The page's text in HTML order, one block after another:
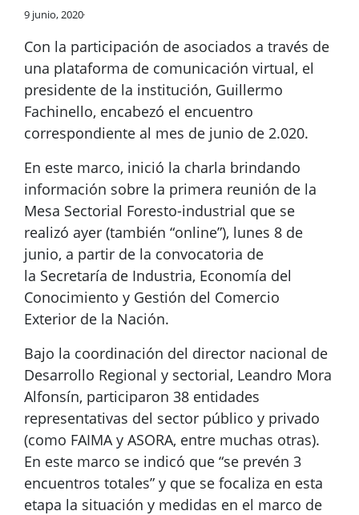
9 junio, 2020
Con la participación de asociados a través de
una plataforma de comunicación virtual, el
presidente de la institución, Guillermo
Fachinello, encabezó el encuentro
correspondiente al mes de junio de 2.020.
En este marco, inició la charla brindando
información sobre la primera reunión de la
Mesa Sectorial Foresto-industrial que se
realizó ayer (también “online”), lunes 8 de
junio, a partir de la convocatoria de
la Secretaría de Industria, Economía del
Conocimiento y Gestión del Comercio
Exterior de la Nación.
Bajo la coordinación del director nacional de
Desarrollo Regional y sectorial, Leandro Mora
Alfonsín, participaron 38 entidades
representativas del sector público y privado
(como FAIMA y ASORA, entre muchas otras).
En este marco se indicó que “se prevén 3
encuentros totales” y que se focaliza en esta
etapa la situación y medidas en el marco de